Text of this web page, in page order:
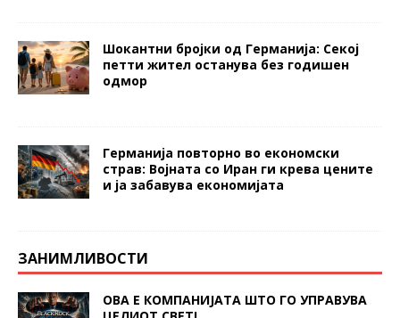
Шокантни бројки од Германија: Секој
петти жител останува без годишен
одмор
Германија повторно во економски
страв: Војната со Иран ги крева цените
и ја забавува економијата
ЗАНИМЛИВОСТИ
ОВА Е КОМПАНИЈАТА ШТО ГО УПРАВУВА